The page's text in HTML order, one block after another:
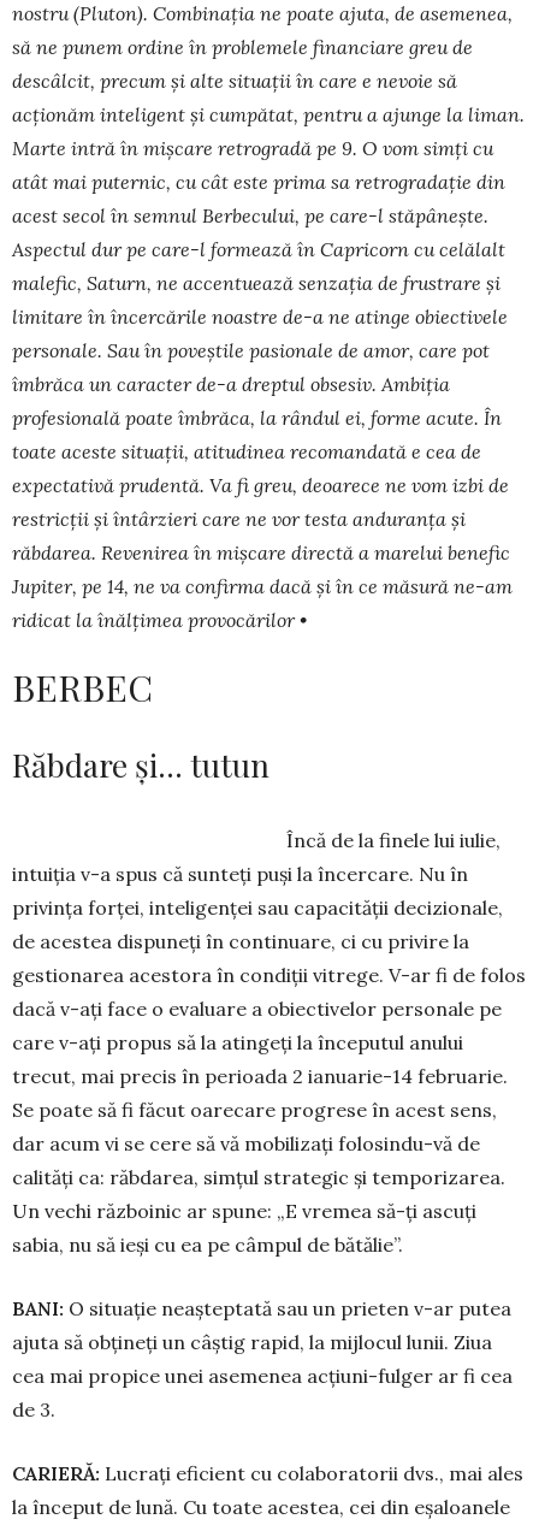
nostru (Pluton). Combinația ne poate ajuta, de asemenea,
să ne punem ordine în problemele financiare greu de
descâlcit, precum și alte situații în care e nevoie să
acționăm inteligent și cumpătat, pentru a ajunge la liman.
Marte intră în mișcare retrogradă pe 9. O vom simți cu
atât mai puternic, cu cât este prima sa retrogradație din
acest secol în semnul Berbecului, pe care-l stăpânește.
Aspectul dur pe care-l formează în Capricorn cu celălalt
malefic, Saturn, ne accentuează senzația de frustrare și
limitare în încercările noastre de-a ne atinge obiectivele
personale. Sau în poveștile pasionale de amor, care pot
îmbrăca un caracter de-a dreptul obsesiv. Ambiția
profesională poate îmbrăca, la rândul ei, forme acute. În
toate aceste situații, atitudinea recomandată e cea de
expectativă prudentă. Va fi greu, deoarece ne vom izbi de
restricții și întârzieri care ne vor testa anduranța și
răbdarea. Revenirea în mișcare directă a marelui benefic
Jupiter, pe 14, ne va confirma dacă și în ce măsură ne-am
ridicat la înălțimea provocărilor •
BERBEC
Răbdare și… tutun
Încă de la finele lui iulie,
intu­i­ția v-a spus că sunteți puși la în­cercare. Nu în
privința forței, inte­li­genței sau capacității decizio­na­le,
de acestea dispuneți în conti­nuare, ci cu privire la
gestionarea acestora în condiții vitrege. V-ar fi de folos
dacă v-ați face o evaluare a obiectivelor personale pe
care v-ați propus să la atingeți la începutul anului
trecut, mai precis în perioada 2 ianuarie-14 februarie.
Se poate să fi făcut oarecare progrese în acest sens,
dar acum vi se cere să vă mo­bilizați folosindu-vă de
calități ca: răb­darea, simțul strategic și tempo­rizarea.
Un vechi războinic ar spu­ne: „E vremea să-ți ascuți
sabia, nu să ieși cu ea pe câmpul de bătălie”.
BANI: O situație neașteptată sau un prieten v-ar putea
ajuta să obțineți un câștig rapid, la mijlocul lunii. Ziua
cea mai propice unei asemenea acțiuni-fulger ar fi cea
de 3.
CARIERĂ: Lucrați eficient cu colaboratorii dvs., mai ales
la început de lună. Cu toate acestea, cei din eșaloanele